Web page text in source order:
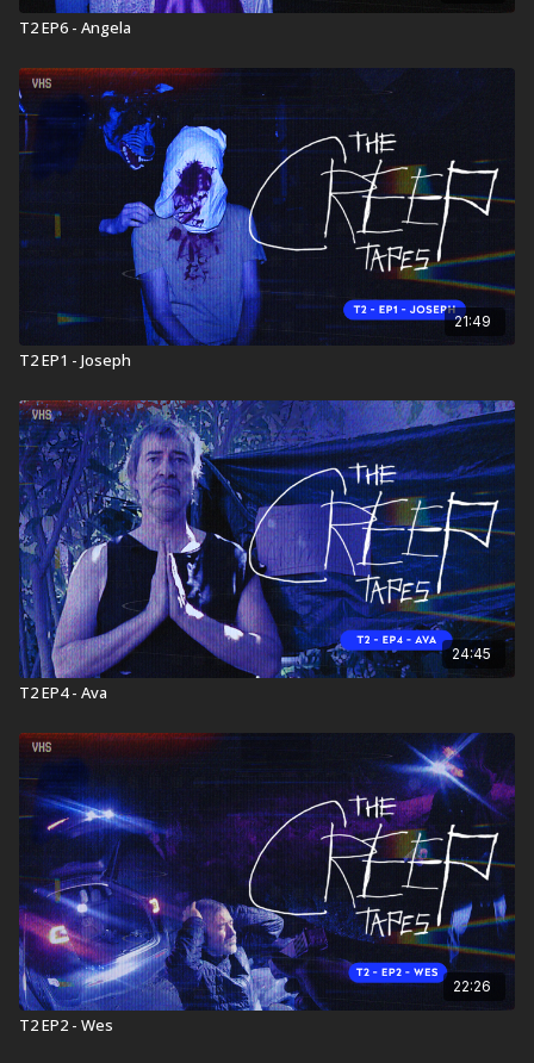
T2 EP6 - Angela
21:49
T2 EP1 - Joseph
24:45
T2 EP4 - Ava
22:26
T2 EP2 - Wes